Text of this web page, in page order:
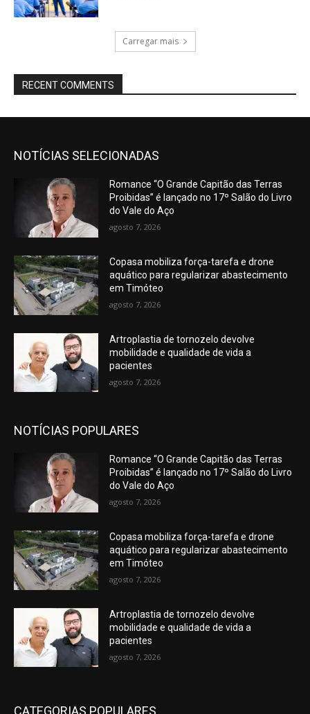
Carregar mais
RECENT COMMENTS
NOTÍCIAS SELECIONADAS
Romance “O Grande Capitão das Terras
Proibidas” é lançado no 17º Salão do Livro
do Vale do Aço
agosto 7, 2026
Copasa mobiliza força-tarefa e drone
aquático para regularizar abastecimento
em Timóteo
agosto 7, 2026
Artroplastia de tornozelo devolve
mobilidade e qualidade de vida a
pacientes
agosto 7, 2026
NOTÍCIAS POPULARES
Romance “O Grande Capitão das Terras
Proibidas” é lançado no 17º Salão do Livro
do Vale do Aço
agosto 7, 2026
Copasa mobiliza força-tarefa e drone
aquático para regularizar abastecimento
em Timóteo
agosto 7, 2026
Artroplastia de tornozelo devolve
mobilidade e qualidade de vida a
pacientes
agosto 7, 2026